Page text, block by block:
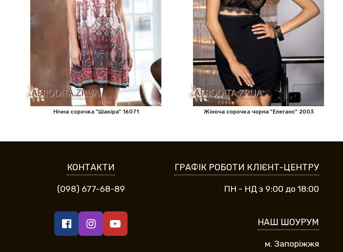
Нічна сорочка "Шакіра" 16071 Жіноча сорочка чорна "Елеганс" 2003
КОНТАКТИ
(098) 677-68-89
ГРАФІК РОБОТИ КЛІЄНТ-ЦЕНТРУ
ПН - НД з 9:00 до 18:00
НАШ ШОУРУМ
м. Запоріжжя